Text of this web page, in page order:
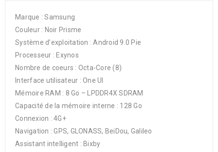
Marque : Samsung
Couleur : Noir Prisme
Système d’exploitation : Android 9.0 Pie
Processeur : Exynos
Nombre de coeurs : Octa-Core (8)
Interface utilisateur : One UI
Mémoire RAM : 8 Go – LPDDR4X SDRAM
Capacité de la mémoire interne : 128 Go
Connexion : 4G+
Navigation : GPS, GLONASS, BeiDou, Galileo
Assistant intelligent : Bixby